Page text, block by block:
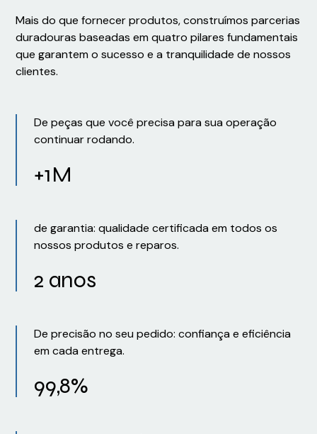
Mais do que fornecer produtos, construímos parcerias
duradouras baseadas em quatro pilares fundamentais
que garantem o sucesso e a tranquilidade de nossos
clientes.
De peças que você precisa para sua operação
continuar rodando.
+1M
de garantia: qualidade certificada em todos os
nossos produtos e reparos.
2 anos
De precisão no seu pedido: confiança e eficiência
em cada entrega.
99,8%